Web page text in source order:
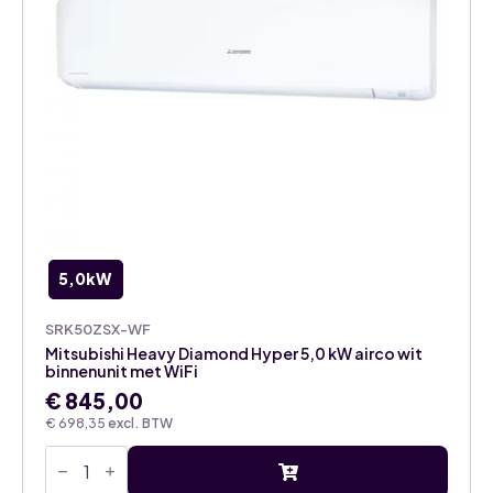
5,0kW
SRK50ZSX-WF
€ 698,35 excl. BTW
Mitsubishi Heavy Diamond Hyper 5,0 kW airco wit
binnenunit met WiFi
€ 845,00
Mitsubishi
Heavy